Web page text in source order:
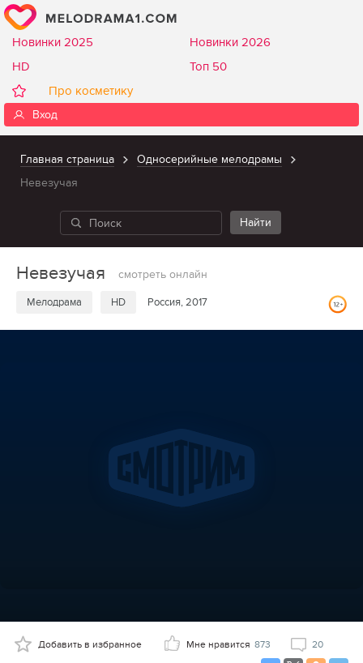
Новинки 2025
Новинки 2026
HD
Топ 50
Про косметику
Вход
Главная страница
Односерийные мелодрамы
Невезучая
Невезучая смотреть онлайн
Мелодрама HD Россия, 2017
Добавить в избранное Мне нравится 873 20